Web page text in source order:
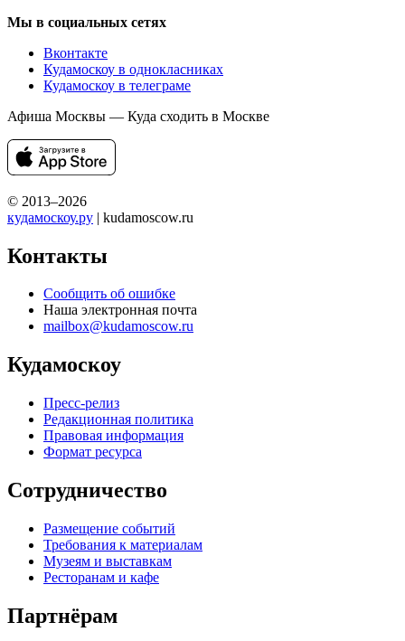
Мы в социальных сетях
Вконтакте
Кудамоскоу в однокласниках
Кудамоскоу в телеграме
Афиша Москвы — Куда сходить в Москве
© 2013–2026
кудамоскоу.ру | kudamoscow.ru
Контакты
Сообщить об ошибке
Наша электронная почта
mailbox@kudamoscow.ru
Кудамоскоу
Пресс-релиз
Редакционная политика
Правовая информация
Формат ресурса
Сотрудничество
Размещение событий
Требования к материалам
Музеям и выставкам
Ресторанам и кафе
Партнёрам